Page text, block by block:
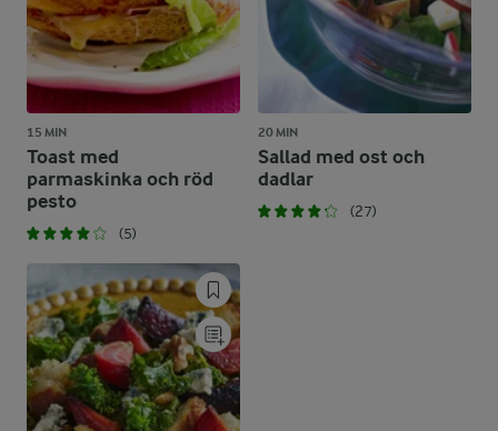
15 MIN
Toast med
parmaskinka och röd
pesto
(5)
20 MIN
Sallad med ost och
dadlar
(27)